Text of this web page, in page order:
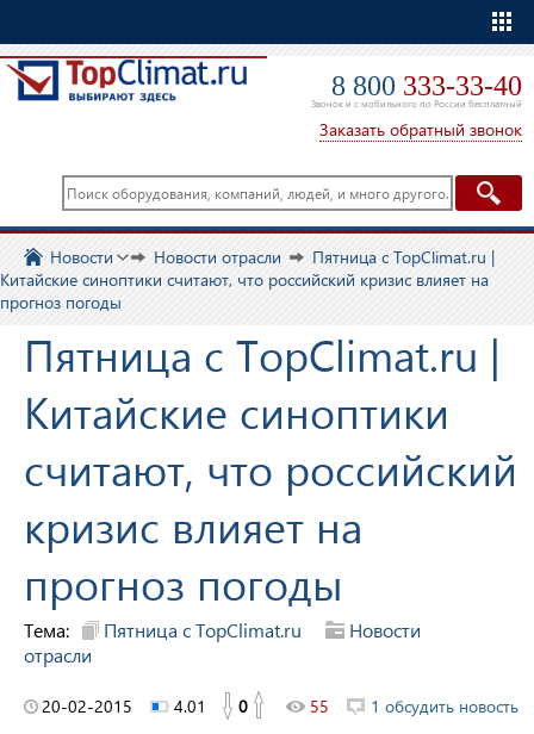
8 800 333-33-40
Звонок и с мобильного по России бесплатный
Заказать обратный звонок
Новости Новости отрасли
Пятница с TopClimat.ru |
Китайские синоптики считают, что российский кризис влияет на
прогноз погоды
Пятница с TopClimat.ru |
Китайские синоптики
считают, что российский
кризис влияет на
прогноз погоды
Тема: Пятница с TopClimat.ru
Новости
отрасли
20-02-2015 4.01 0 55 1 обсудить новость